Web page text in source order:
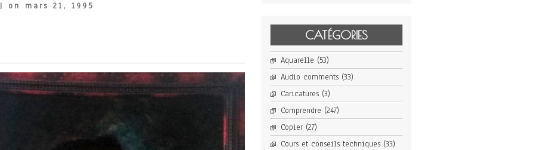
| on mars 21, 1995
CATÉGORIES
Aquarelle (53)
Audio comments(33)
Caricatures(3)
Comprendre (247)
Copier(27)
Cours et conseils techniques(33)